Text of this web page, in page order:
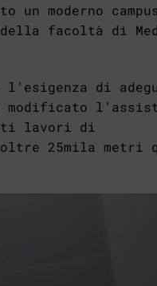
moderno
facoltà di
di
lavori di
25mila metri